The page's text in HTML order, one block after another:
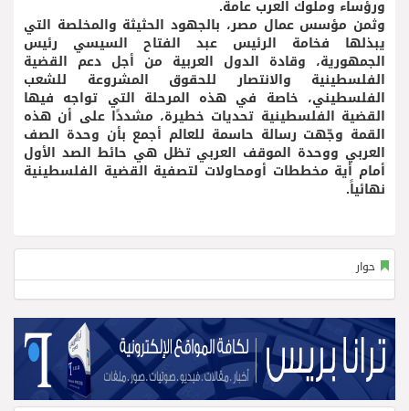
ورؤساء وملوك العرب عاَمةَ.
وثمن مؤسس عمال مصر، بالجهود الحثيثة والمخلصة التي
يبذلها فخامة الرئيس عبد الفتاح السيسي رئيس
الجمهورية، وقادة الدول العربية من أجل دعم القضية
الفلسطينية والانتصار للحقوق المشروعة للشعب
الفلسطيني، خاصة في هذه المرحلة التي تواجه فيها
القضية الفلسطينية تحديات خطيرة، مشددًا على أن هذه
القمة وجّهت رسالة حاسمة للعالم أجمع بأن وحدة الصف
العربي ووحدة الموقف العربي تظل هي حائط الصد الأول
أمام أية مخططات أومحاولات لتصفية القضية الفلسطينية
نهائياََ.
حوار